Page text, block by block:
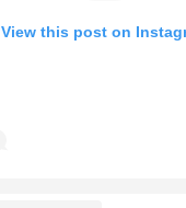
View this post on